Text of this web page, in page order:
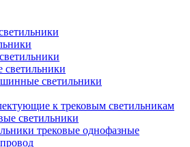
светильники
к трековым светильникам
светильники
трековые однофазные